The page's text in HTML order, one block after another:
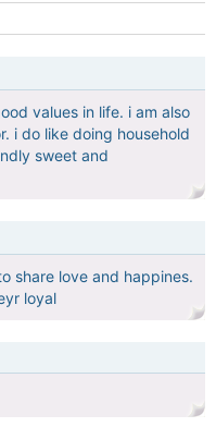
values in life. i am also
i do like doing household
sweet and
share love and happines.
loyal